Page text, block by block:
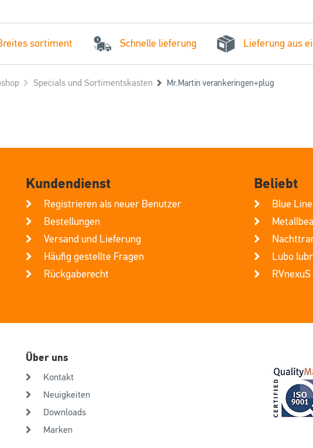
sortiment Schnelle lieferung Lieferung aus
Specials und Sortimentskasten Mr.Martin verankeringen+plug
Kundendienst
Registrieren als neuer Benutzer
Bestellungen
Versand und Lieferung
Häufig gestellte Fragen
Rückgaberecht
Beliebt
Blue
Lubo
RVnexuS
Über uns
Kontakt
Neuigkeiten
Downloads
Marken